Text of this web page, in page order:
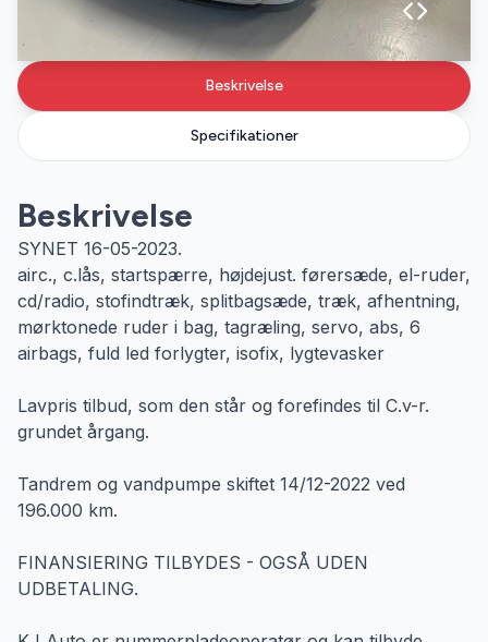
Specifikationer
Beskrivelse
Beskrivelse
SYNET 16-05-2023.
airc., c.lås, startspærre, højdejust. førersæde, el-ruder,
cd/radio, stofindtræk, splitbagsæde, træk, afhentning,
mørktonede ruder i bag, tagræling, servo, abs, 6
airbags, fuld led forlygter, isofix, lygtevasker
Lavpris tilbud, som den står og forefindes til C.v-r.
grundet årgang.
Tandrem og vandpumpe skiftet 14/12-2022 ved
196.000 km.
FINANSIERING TILBYDES - OGSÅ UDEN
UDBETALING.